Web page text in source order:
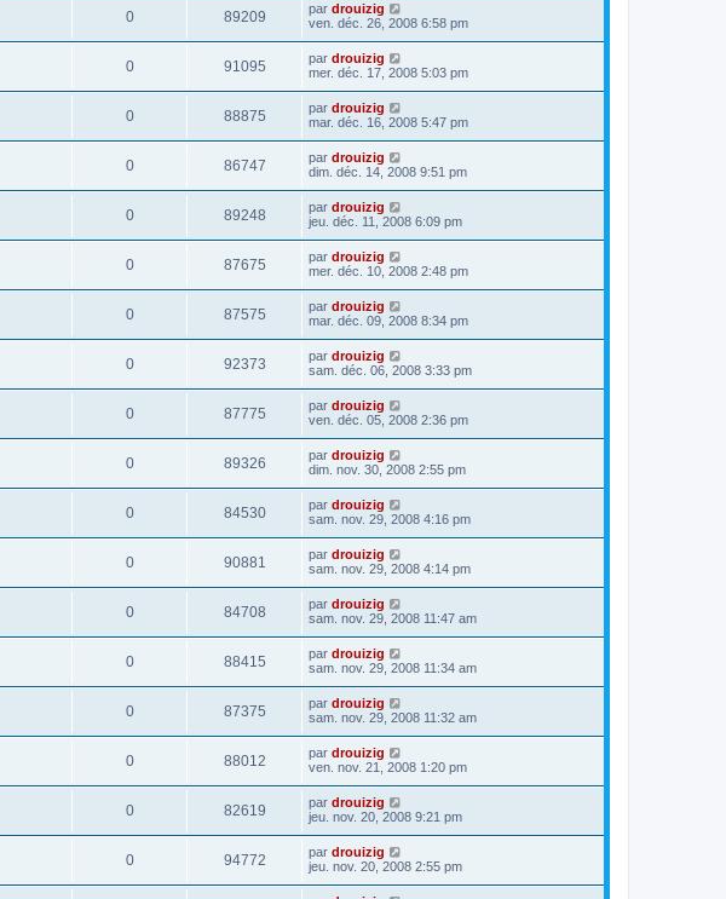
0 89209 par drouizig
ven. déc. 26, 2008 6:58 pm
0 91095 par drouizig
mer. déc. 17, 2008 5:03 pm
0 88875 par drouizig
mar. déc. 16, 2008 5:47 pm
0 86747 par drouizig
dim. déc. 14, 2008 9:51 pm
0 89248 par drouizig
jeu. déc. 11, 2008 6:09 pm
0 87675 par drouizig
mer. déc. 10, 2008 2:48 pm
0 87575 par drouizig
mar. déc. 09, 2008 8:34 pm
0 92373 par drouizig
sam. déc. 06, 2008 3:33 pm
0 87775 par drouizig
ven. déc. 05, 2008 2:36 pm
0 89326 par drouizig
dim. nov. 30, 2008 2:55 pm
0 84530 par drouizig
sam. nov. 29, 2008 4:16 pm
0 90881 par drouizig
sam. nov. 29, 2008 4:14 pm
0 84708 par drouizig
sam. nov. 29, 2008 11:47 am
0 88415 par drouizig
sam. nov. 29, 2008 11:34 am
0 87375 par drouizig
sam. nov. 29, 2008 11:32 am
0 88012 par drouizig
ven. nov. 21, 2008 1:20 pm
0 82619 par drouizig
jeu. nov. 20, 2008 9:21 pm
0 94772 par drouizig
jeu. nov. 20, 2008 2:55 pm